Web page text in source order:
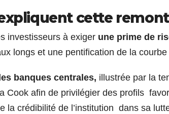
cette
investisseurs à exiger une prime de
longs et une pentification de la
banques centrales, illustrée par la
Cook afin de privilégier des profils
la crédibilité de l’institution dans sa